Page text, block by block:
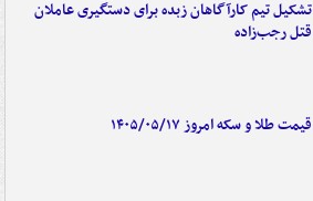
تشکیل تیم کارآگاهان زبده برای دستگیری عاملان
قتل رجب‌زاده
قیمت طلا و سکه امروز ۱۴۰۵/۰۵/۱۷